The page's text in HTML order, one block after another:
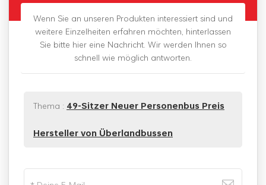
Wenn Sie an unseren Produkten interessiert sind und
weitere Einzelheiten erfahren möchten, hinterlassen
Sie bitte hier eine Nachricht. Wir werden Ihnen so
schnell wie möglich antworten.
Thema : 49-Sitzer Neuer Personenbus Preis
Hersteller von Überlandbussen